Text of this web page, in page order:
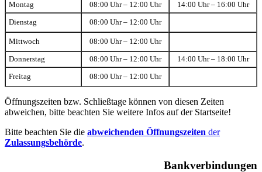
Montag 08:00 Uhr – 12:00 Uhr 14:00 Uhr – 16:00 Uhr
Dienstag 08:00 Uhr – 12:00 Uhr
Mittwoch 08:00 Uhr – 12:00 Uhr
Donnerstag 08:00 Uhr – 12:00 Uhr 14:00 Uhr – 18:00 Uhr
Freitag 08:00 Uhr – 12:00 Uhr
Öffnungszeiten bzw. Schließtage können von diesen Zeiten
abweichen, bitte beachten Sie weitere Infos auf der Startseite!
Bitte beachten Sie die abweichenden Öffnungszeiten der
Zulassungsbehörde.
Bankverbindungen